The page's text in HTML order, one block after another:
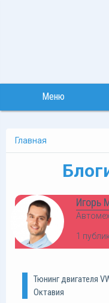
Меню
Главная
Игорь
1
Тюнинг двигателя
Октавия